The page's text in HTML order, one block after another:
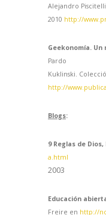
Alejandro
2010 http://
Geekonomía.
Pardo
Kuklinski.
http://
Blogs:
9 Reglas de Dios,
a.html
2003
Educación
Freire en http://